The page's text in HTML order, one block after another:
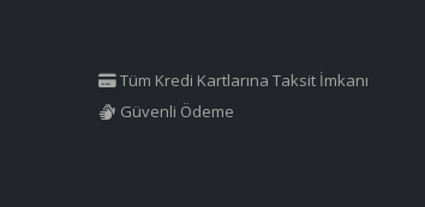
Tüm Kredi Kartlarına Taksit İmkanı
Güvenli Ödeme